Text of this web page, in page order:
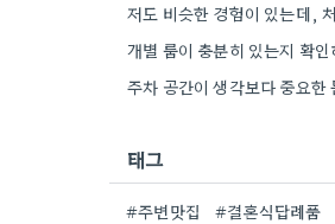
태그
#주변맛집 #결혼식답례품